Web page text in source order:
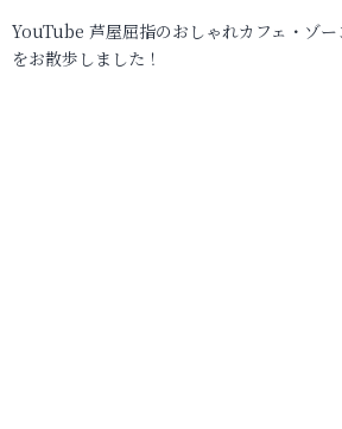
YouTube 芦屋屈指のおしゃれカフェ・ゾ
をお散歩しました！